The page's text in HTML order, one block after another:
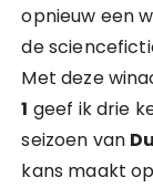
opnieuw een
de
Met deze
1 geef ik drie
seizoen van
kans maakt